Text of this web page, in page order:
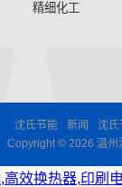
精细化工
沈氏节能 新闻 沈氏
Copyright © 2026 温州
效换热器,印